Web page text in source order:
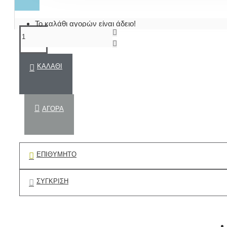
Το καλάθι αγορών είναι άδειο!
ΚΑΛΆΘΙ
ΑΓΟΡΆ
ΕΠΙΘΥΜΗΤΌ
ΣΎΓΚΡΙΣΗ